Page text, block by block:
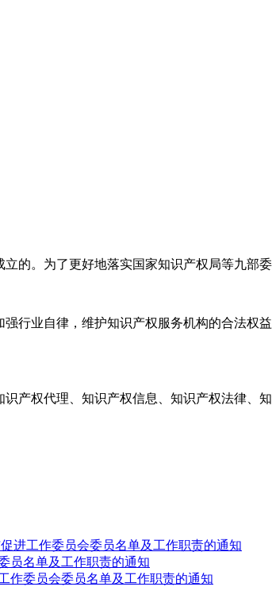
的。为了更好地落实国家知识产权局等九
行业自律，维护知识产权服务机构的合法权
产权代理、知识产权信息、知识产权法律、
进工作委员会委员名单及工作职责的通知
员名单及工作职责的通知
作委员会委员名单及工作职责的通知